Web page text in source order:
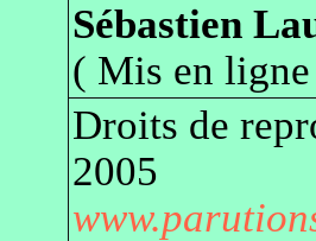
Sébastien
( Mis en
Droits de
2005